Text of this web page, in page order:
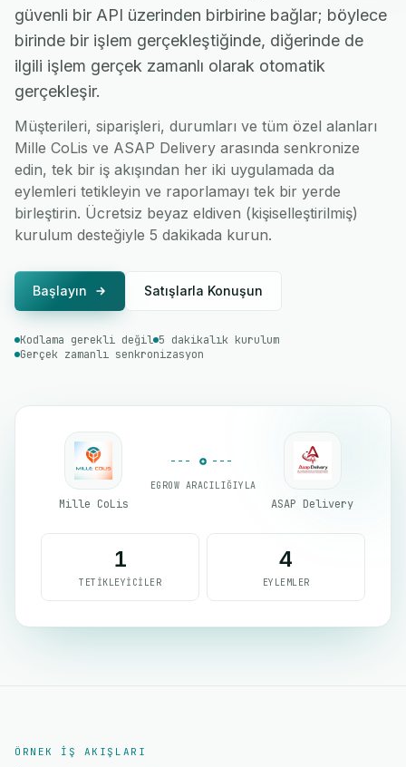
güvenli bir API üzerinden birbirine bağlar; böylece
birinde bir işlem gerçekleştiğinde, diğerinde de
ilgili işlem gerçek zamanlı olarak otomatik
gerçekleşir.
Müşterileri, siparişleri, durumları ve tüm özel alanları
Mille CoLis ve ASAP Delivery arasında senkronize
edin, tek bir iş akışından her iki uygulamada da
eylemleri tetikleyin ve raporlamayı tek bir yerde
birleştirin. Ücretsiz beyaz eldiven (kişiselleştirilmiş)
kurulum desteğiyle 5 dakikada kurun.
Başlayın Satışlarla Konuşun
Kodlama gerekli değil 5 dakikalık kurulum
Gerçek zamanlı senkronizasyon
Mille CoLis
EGROW ARACILIĞIYLA
ASAP Delivery
1
TETIKLEYICILER
4
EYLEMLER
ÖRNEK IŞ AKIŞLARI